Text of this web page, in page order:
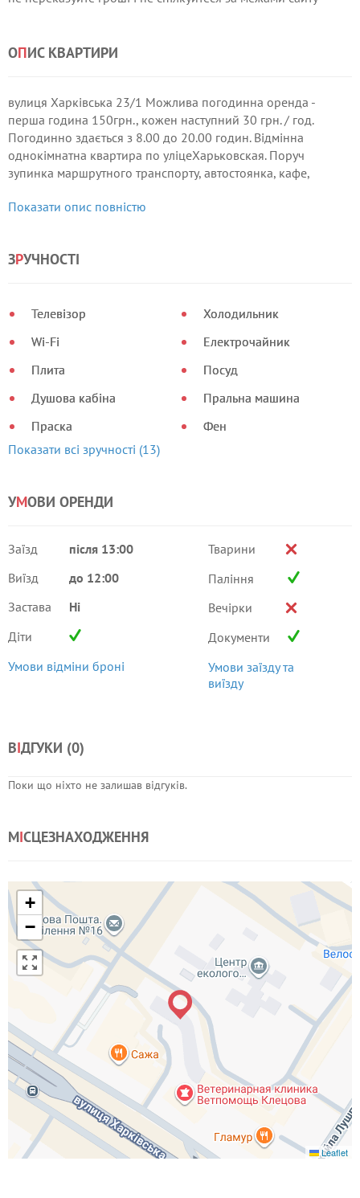
ОПИС КВАРТИРИ
вулиця Харківська 23/1 Можлива погодинна оренда -
перша година 150грн., кожен наступний 30 грн. / год.
Погодинно здається з 8.00 до 20.00 годин. Відмінна
однокімнатна квартира по уліцеХарьковская. Поруч
зупинка маршрутного транспорту, автостоянка, кафе,
Мануфактура, ТЦ Лавина.
Показати опис повністю
ЗРУЧНОСТІ
Телевізор
Wi-Fi
Плита
Душова кабіна
Праска
Холодильник
Електрочайник
Посуд
Пральна машина
Фен
Показати всі зручності (13)
УМОВИ ОРЕНДИ
Заїзд
після 13:00
Виїзд
до 12:00
Застава
Ні
Діти
Умови відміни броні
Тварини
Паління
Вечірки
Документи
Умови заїзду та
виїзду
ВІДГУКИ (0)
Поки що ніхто не залишав відгуків.
МІСЦЕЗНАХОДЖЕННЯ
+
−
Leaflet